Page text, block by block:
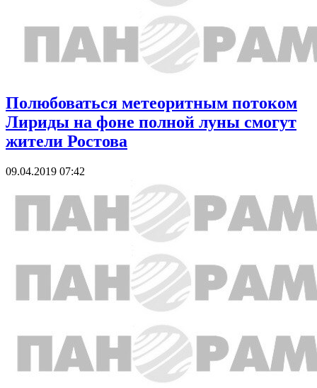
Полюбоваться метеоритным потоком
Лириды на фоне полной луны смогут
жители Ростова
09.04.2019 07:42